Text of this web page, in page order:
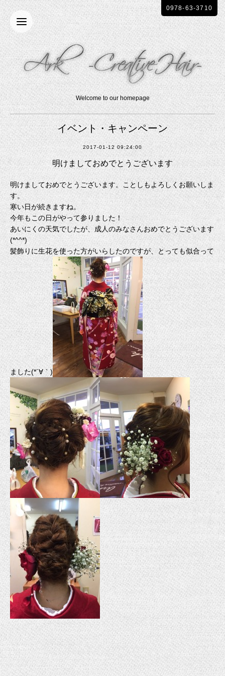
Welcome to our homepage
0978-63-3710
イベント・キャンペーン
2017-01-12 09:24:00
明けましておめでとうございます
明けましておめでとうございます。ことしもよろしくお願いしま
す。
寒い日が続きますね。
今年もこの日がやって参りました！
あいにくの天気でしたが、成人のみなさんおめでとうございます
(*^^*)
髪飾りに生花を使った方がいらしたのですが、とっても似合って
ました(*´∀｀)